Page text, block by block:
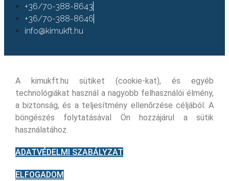
+36/70-388-8643
+36/70-388-8646
info@kimukft.hu
A kimukft.hu sütiket (cookie-kat), és egyéb
technológiákat használ a nagyobb felhasználói élmény,
a biztonság, és a teljesítmény ellenőrzése céljából. A
böngészés folytatásával Ön hozzájárul a sütik
használatához.
ADATVÉDELMI SZABÁLYZAT
ELFOGADOM